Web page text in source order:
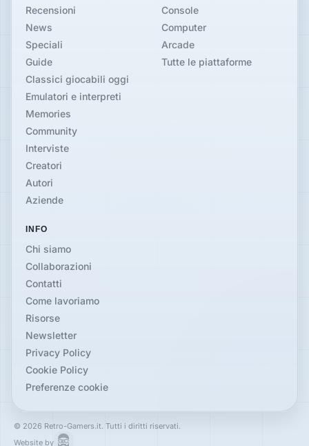
Recensioni
News
Speciali
Guide
Classici giocabili oggi
Emulatori e interpreti
Memories
Community
Interviste
Creatori
Autori
Aziende
Console
Computer
Arcade
Tutte le piattaforme
INFO
Chi siamo
Collaborazioni
Contatti
Come lavoriamo
Risorse
Newsletter
Privacy Policy
Cookie Policy
Preferenze cookie
© 2026 Retro-Gamers.it. Tutti i diritti riservati.
Website by